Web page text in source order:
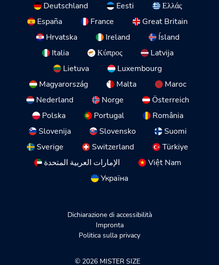
Deutschland
Eesti
Ελλάς
España
France
Great Britain
Hrvatska
Ireland
Ísland
Italia
Κύπρος
Latvija
Lietuva
Luxembourg
Magyarország
Malta
Maroc
Nederland
Norge
Österreich
Polska
Portugal
România
Slovenija
Slovensko
Suomi
Sverige
Switzerland
Türkiye
الإمارات العربية المتحدة
Việt Nam
Україна
Dichiarazione di accessibilità
Impronta
Politica sulla privacy
© 2026 MISTER SIZE